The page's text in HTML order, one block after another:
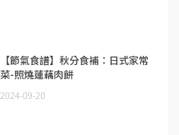
【節氣食譜】秋分食補：日式家常
菜-照燒蓮藕肉餅
2024-09-20